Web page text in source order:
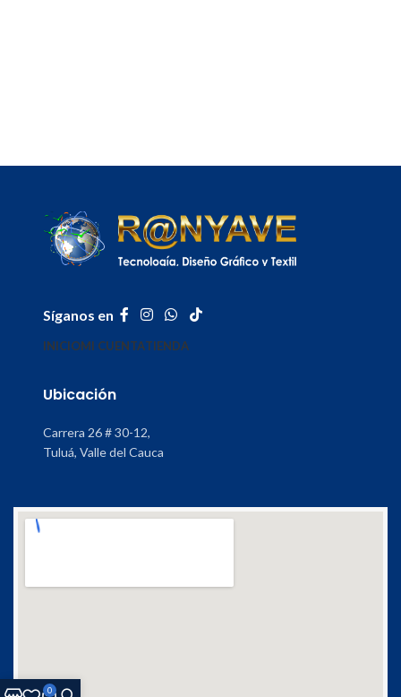
Síganos en
INICIOMI CUENTATIENDA
Ubicación
Carrera 26 # 30-12,
Tuluá, Valle del Cauca
0